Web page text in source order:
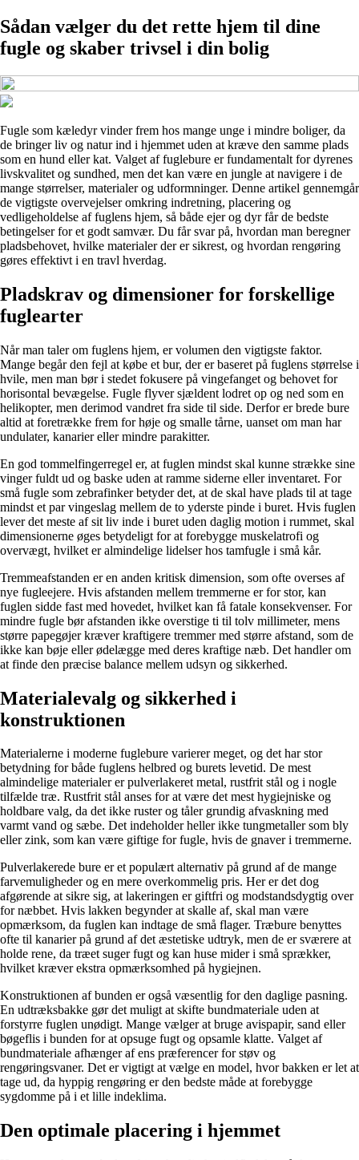
Sådan vælger du det rette hjem til dine
fugle og skaber trivsel i din bolig
Fugle som kæledyr vinder frem hos mange unge i mindre boliger, da
de bringer liv og natur ind i hjemmet uden at kræve den samme plads
som en hund eller kat. Valget af fuglebure er fundamentalt for dyrenes
livskvalitet og sundhed, men det kan være en jungle at navigere i de
mange størrelser, materialer og udformninger. Denne artikel gennemgår
de vigtigste overvejelser omkring indretning, placering og
vedligeholdelse af fuglens hjem, så både ejer og dyr får de bedste
betingelser for et godt samvær. Du får svar på, hvordan man beregner
pladsbehovet, hvilke materialer der er sikrest, og hvordan rengøring
gøres effektivt i en travl hverdag.
Pladskrav og dimensioner for forskellige
fuglearter
Når man taler om fuglens hjem, er volumen den vigtigste faktor.
Mange begår den fejl at købe et bur, der er baseret på fuglens størrelse i
hvile, men man bør i stedet fokusere på vingefanget og behovet for
horisontal bevægelse. Fugle flyver sjældent lodret op og ned som en
helikopter, men derimod vandret fra side til side. Derfor er brede bure
altid at foretrække frem for høje og smalle tårne, uanset om man har
undulater, kanarier eller mindre parakitter.
En god tommelfingerregel er, at fuglen mindst skal kunne strække sine
vinger fuldt ud og baske uden at ramme siderne eller inventaret. For
små fugle som zebrafinker betyder det, at de skal have plads til at tage
mindst et par vingeslag mellem de to yderste pinde i buret. Hvis fuglen
lever det meste af sit liv inde i buret uden daglig motion i rummet, skal
dimensionerne øges betydeligt for at forebygge muskelatrofi og
overvægt, hvilket er almindelige lidelser hos tamfugle i små kår.
Tremmeafstanden er en anden kritisk dimension, som ofte overses af
nye fugleejere. Hvis afstanden mellem tremmerne er for stor, kan
fuglen sidde fast med hovedet, hvilket kan få fatale konsekvenser. For
mindre fugle bør afstanden ikke overstige ti til tolv millimeter, mens
større papegøjer kræver kraftigere tremmer med større afstand, som de
ikke kan bøje eller ødelægge med deres kraftige næb. Det handler om
at finde den præcise balance mellem udsyn og sikkerhed.
Materialevalg og sikkerhed i
konstruktionen
Materialerne i moderne fuglebure varierer meget, og det har stor
betydning for både fuglens helbred og burets levetid. De mest
almindelige materialer er pulverlakeret metal, rustfrit stål og i nogle
tilfælde træ. Rustfrit stål anses for at være det mest hygiejniske og
holdbare valg, da det ikke ruster og tåler grundig afvaskning med
varmt vand og sæbe. Det indeholder heller ikke tungmetaller som bly
eller zink, som kan være giftige for fugle, hvis de gnaver i tremmerne.
Pulverlakerede bure er et populært alternativ på grund af de mange
farvemuligheder og en mere overkommelig pris. Her er det dog
afgørende at sikre sig, at lakeringen er giftfri og modstandsdygtig over
for næbbet. Hvis lakken begynder at skalle af, skal man være
opmærksom, da fuglen kan indtage de små flager. Træbure benyttes
ofte til kanarier på grund af det æstetiske udtryk, men de er sværere at
holde rene, da træet suger fugt og kan huse mider i små sprækker,
hvilket kræver ekstra opmærksomhed på hygiejnen.
Konstruktionen af bunden er også væsentlig for den daglige pasning.
En udtræksbakke gør det muligt at skifte bundmateriale uden at
forstyrre fuglen unødigt. Mange vælger at bruge avispapir, sand eller
bøgeflis i bunden for at opsuge fugt og opsamle klatte. Valget af
bundmateriale afhænger af ens præferencer for støv og
rengøringsvaner. Det er vigtigt at vælge en model, hvor bakken er let at
tage ud, da hyppig rengøring er den bedste måde at forebygge
sygdomme på i et lille indeklima.
Den optimale placering i hjemmet